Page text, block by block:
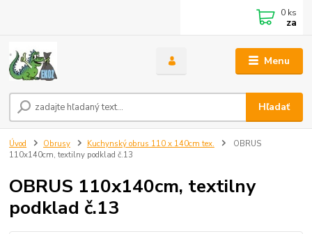
Menu
Hľadať
0 ks
za
Úvod Obrusy Kuchynský obrus 110 x 140cm tex.
OBRUS
110x140cm, textilny podklad č.13
OBRUS 110x140cm, textilny
podklad č.13